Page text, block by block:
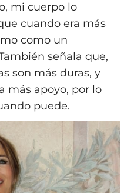
mi cuerpo lo
cuando era más
como un
señala que,
son más duras, y
más apoyo, por lo
puede.